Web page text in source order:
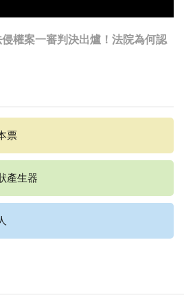
權案一審判決出爐！法院為何認
票
產生器